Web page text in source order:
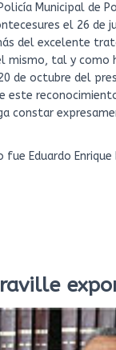
Municipal de
el 26 de
del excelente
mismo, tal y como
de octubre del
constar
Eduardo Enrique